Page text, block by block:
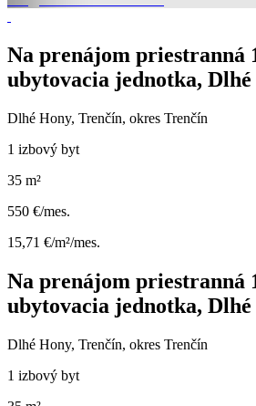
Na prenájom priestranná
ubytovacia jednotka,
Dlhé Hony, Trenčín, okres Trenčín
1 izbový byt
35 m²
550 €/mes.
15,71 €/m²/mes.
Na prenájom priestranná
ubytovacia jednotka,
Dlhé Hony, Trenčín, okres Trenčín
1 izbový byt